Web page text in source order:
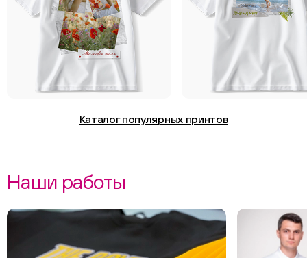
Каталог популярных принтов
Наши работы